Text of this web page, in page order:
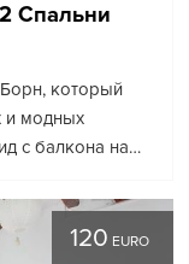
Спальни
который
и модных
с балкона на…
120 EURO